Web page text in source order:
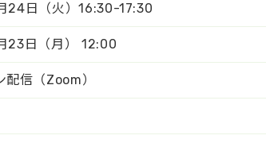
24日（火）16:30-17:30
23日（月） 12:00
配信（Zoom）